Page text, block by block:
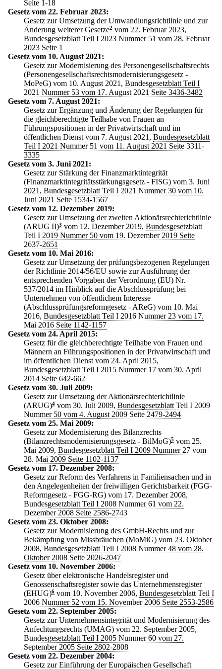
Seite 1-18
Gesetz vom 22. Februar 2023:
Gesetz zur Umsetzung der Umwandlungsrichtlinie und zur
Änderung weiterer Gesetze2 vom 22. Februar 2023,
Bundesgesetzblatt Teil I 2023 Nummer 51 vom 28. Februar
2023 Seite 1
Gesetz vom 10. August 2021:
Gesetz zur Modernisierung des Personengesellschaftsrechts
(Personengesellschaftsrechtsmodernisierungsgesetz -
MoPeG) vom 10. August 2021, Bundesgesetzblatt Teil I
2021 Nummer 53 vom 17. August 2021 Seite 3436-3482
Gesetz vom 7. August 2021:
Gesetz zur Ergänzung und Änderung der Regelungen für
die gleichberechtigte Teilhabe von Frauen an
Führungspositionen in der Privatwirtschaft und im
öffentlichen Dienst vom 7. August 2021, Bundesgesetzblatt
Teil I 2021 Nummer 51 vom 11. August 2021 Seite 3311-
3335
Gesetz vom 3. Juni 2021:
Gesetz zur Stärkung der Finanzmarktintegrität
(Finanzmarktintegritätsstärkungsgesetz - FISG) vom 3. Juni
2021, Bundesgesetzblatt Teil I 2021 Nummer 30 vom 10.
Juni 2021 Seite 1534-1567
Gesetz vom 12. Dezember 2019:
Gesetz zur Umsetzung der zweiten Aktionärsrechterichtlinie
(ARUG II)3 vom 12. Dezember 2019, Bundesgesetzblatt
Teil I 2019 Nummer 50 vom 19. Dezember 2019 Seite
2637-2651
Gesetz vom 10. Mai 2016:
Gesetz zur Umsetzung der prüfungsbezogenen Regelungen
der Richtlinie 2014/56/EU sowie zur Ausführung der
entsprechenden Vorgaben der Verordnung (EU) Nr.
537/2014 im Hinblick auf die Abschlussprüfung bei
Unternehmen von öffentlichem Interesse
(Abschlussprüfungsreformgesetz - AReG) vom 10. Mai
2016, Bundesgesetzblatt Teil I 2016 Nummer 23 vom 17.
Mai 2016 Seite 1142-1157
Gesetz vom 24. April 2015:
Gesetz für die gleichberechtigte Teilhabe von Frauen und
Männern an Führungspositionen in der Privatwirtschaft und
im öffentlichen Dienst vom 24. April 2015,
Bundesgesetzblatt Teil I 2015 Nummer 17 vom 30. April
2014 Seite 642-662
Gesetz vom 30. Juli 2009:
Gesetz zur Umsetzung der Aktionärsrechterichtlinie
(ARUG)4 vom 30. Juli 2009, Bundesgesetzblatt Teil I 2009
Nummer 50 vom 4. August 2009 Seite 2479-2494
Gesetz vom 25. Mai 2009:
Gesetz zur Modernisierung des Bilanzrechts
(Bilanzrechtsmodernisierungsgesetz - BilMoG)5 vom 25.
Mai 2009, Bundesgesetzblatt Teil I 2009 Nummer 27 vom
28. Mai 2009 Seite 1102-1137
Gesetz vom 17. Dezember 2008:
Gesetz zur Reform des Verfahrens in Familiensachen und in
den Angelegenheiten der freiwilligen Gerichtsbarkeit (FGG-
Reformgesetz - FGG-RG) vom 17. Dezember 2008,
Bundesgesetzblatt Teil I 2008 Nummer 61 vom 22.
Dezember 2008 Seite 2586-2743
Gesetz vom 23. Oktober 2008:
Gesetz zur Modernisierung des GmbH-Rechts und zur
Bekämpfung von Missbräuchen (MoMiG) vom 23. Oktober
2008, Bundesgesetzblatt Teil I 2008 Nummer 48 vom 28.
Oktober 2008 Seite 2026-2047
Gesetz vom 10. November 2006:
Gesetz über elektronische Handelsregister und
Genossenschaftsregister sowie das Unternehmensregister
(EHUG)6 vom 10. November 2006, Bundesgesetzblatt Teil I
2006 Nummer 52 vom 15. November 2006 Seite 2553-2586
Gesetz vom 22. September 2005:
Gesetz zur Unternehmensintegrität und Modernisierung des
Anfechtungsrechts (UMAG) vom 22. September 2005,
Bundesgesetzblatt Teil I 2005 Nummer 60 vom 27.
September 2005 Seite 2802-2808
Gesetz vom 22. Dezember 2004:
Gesetz zur Einführung der Europäischen Gesellschaft